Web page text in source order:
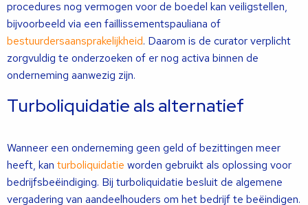
procedures nog vermogen voor de boedel kan veiligstellen,
bijvoorbeeld via een faillissementspauliana of
bestuurdersaansprakelijkheid. Daarom is de curator verplicht
zorgvuldig te onderzoeken of er nog activa binnen de
onderneming aanwezig zijn.
Turboliquidatie als alternatief
Wanneer een onderneming geen geld of bezittingen meer
heeft, kan turboliquidatie worden gebruikt als oplossing voor
bedrijfsbeëindiging. Bij turboliquidatie besluit de algemene
vergadering van aandeelhouders om het bedrijf te beëindigen.